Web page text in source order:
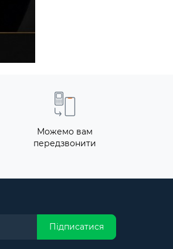
Можемо вам
передзвонити
Підписатися